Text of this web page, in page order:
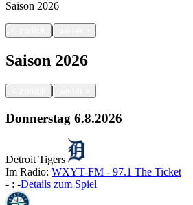
Saison 2026
|
Saison 2026
|
Donnerstag 6.8.2026
Detroit Tigers
Im Radio: WXYT-FM - 97.1 The Ticket
- : -Details zum Spiel